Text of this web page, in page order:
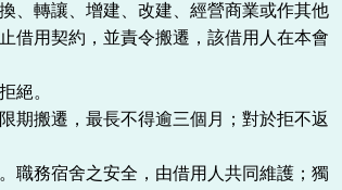
、轉讓、增建、改建、經營商業或作其他
借用契約，並責令搬遷，該借用人在本會
絕。
期搬遷，最長不得逾三個月；對於拒不返
職務宿舍之安全，由借用人共同維護；獨